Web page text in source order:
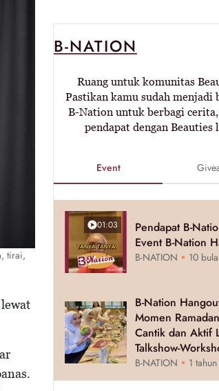
tirai,
B-NATION
Ruang untuk komunitas
Pastikan kamu sudah menjadi
B-Nation untuk berbagi
pendapat dengan Beauties
Event
01:03
Pendapat B-
Event B-Nation
B-NATION 10
B-Nation
Momen
Cantik dan Aktif
Talkshow-
B-NATION 1